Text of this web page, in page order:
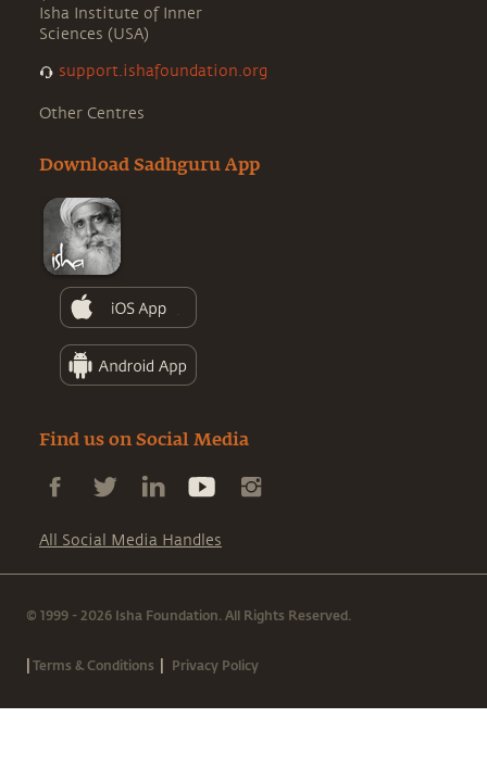
Isha Institute of Inner
Sciences (USA)
support.ishafoundation.org
Other Centres
Download Sadhguru App
Find us on Social Media
All Social Media Handles
© 1999 - 2026 Isha Foundation. All Rights Reserved.
|Terms & Conditions | Privacy Policy